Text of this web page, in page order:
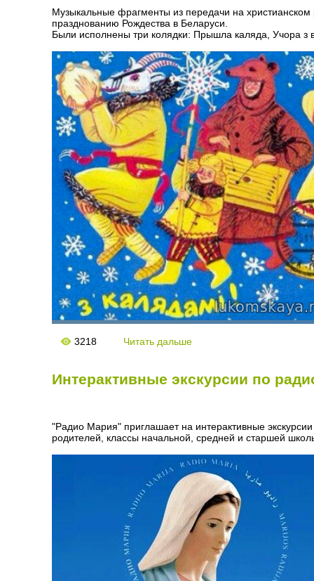
Музыкальные фрагменты из передачи на
празднованию Рождества в Беларуси.
Были исполнены три колядки: Прышла каляда, Учора з
3218 Читать дальше
Интерактивные экскурсии по
"Радио Мария" приглашает на интерактивные
родителей, классы начальной, средней и старшей